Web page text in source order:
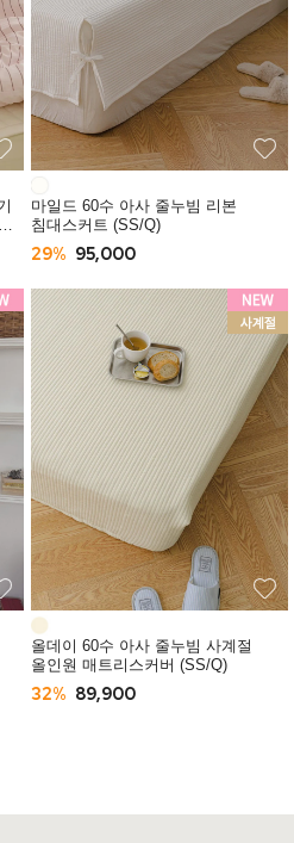
마일드 60수 아사 줄누빔 리본
침대스커트 (SS/Q)
29% 95,000
올데이 60수 아사 줄누빔 사계절
올인원 매트리스커버 (SS/Q)
32% 89,900